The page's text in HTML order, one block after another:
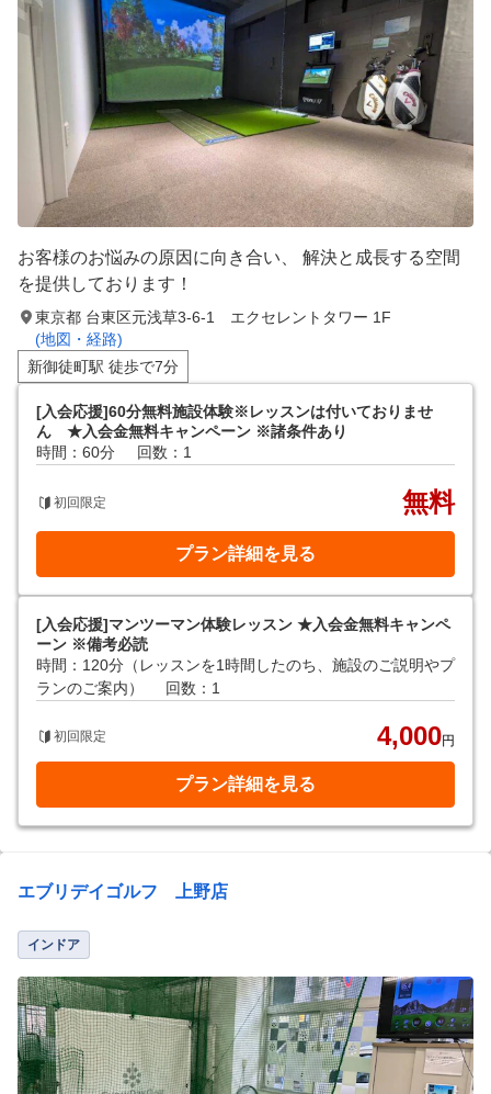
お客様のお悩みの原因に向き合い、 解決と成長する空間
を提供しております！
東京都 台東区元浅草3-6-1 エクセレントタワー 1F
(地図・経路)
新御徒町駅 徒歩で7分
[入会応援]60分無料施設体験※レッスンは付いておりませ
ん ★入会金無料キャンペーン ※諸条件あり
時間：60分
回数：1
初回限定 無料
プラン詳細を見る
[入会応援]マンツーマン体験レッスン ★入会金無料キャンペ
ーン ※備考必読
時間：120分（レッスンを1時間したのち、施設のご説明やプ
ランのご案内）
回数：1
初回限定 4,000円
プラン詳細を見る
エブリデイゴルフ 上野店
インドア